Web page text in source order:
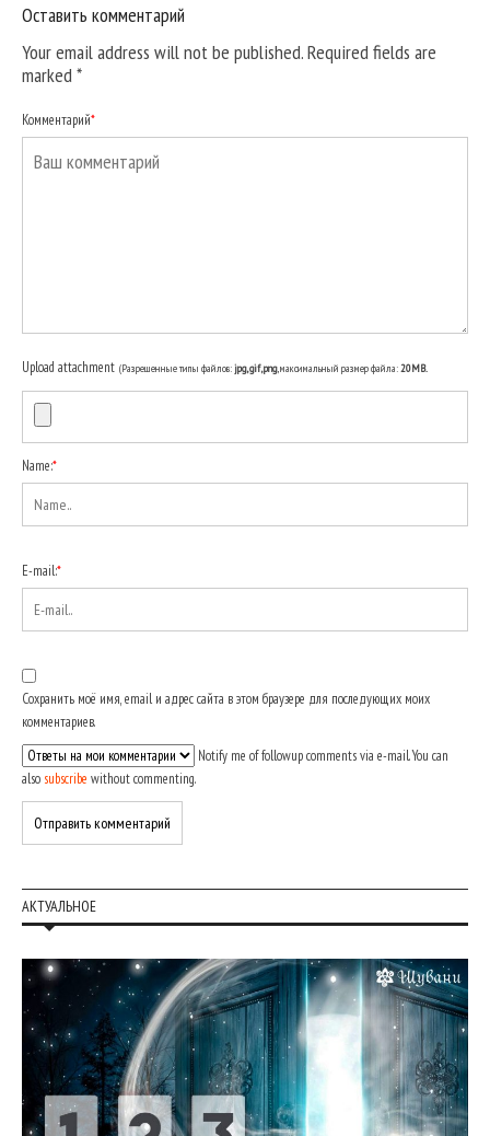
Оставить комментарий
Your email address will not be published. Required fields are
marked*
Комментарий*
Upload attachment (Разрешенные типы файлов:jpg, gif, png, максимальный размер файла:20MB.
Name:*
E-mail:*
Сохранить моё имя, email и адрес сайта в этом браузере для последующих моих
комментариев.
Notify me of followup comments via e-mail. You can
also subscribe without commenting.
АКТУАЛЬНОЕ